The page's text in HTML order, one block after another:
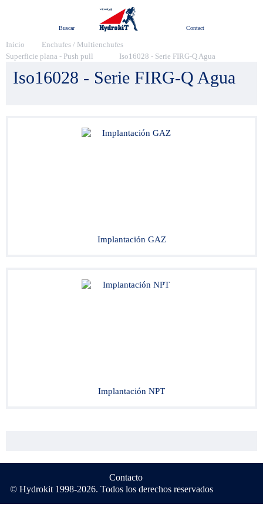
Buscar Contact
Inicio
Enchufes / Multienchufes
Superficie plana - Push pull
Iso16028 - Serie FIRG-Q Agua
Iso16028 - Serie FIRG-Q Agua
Implantación GAZ
Implantación NPT
Contacto
© Hydrokit 1998-2026. Todos los derechos reservados